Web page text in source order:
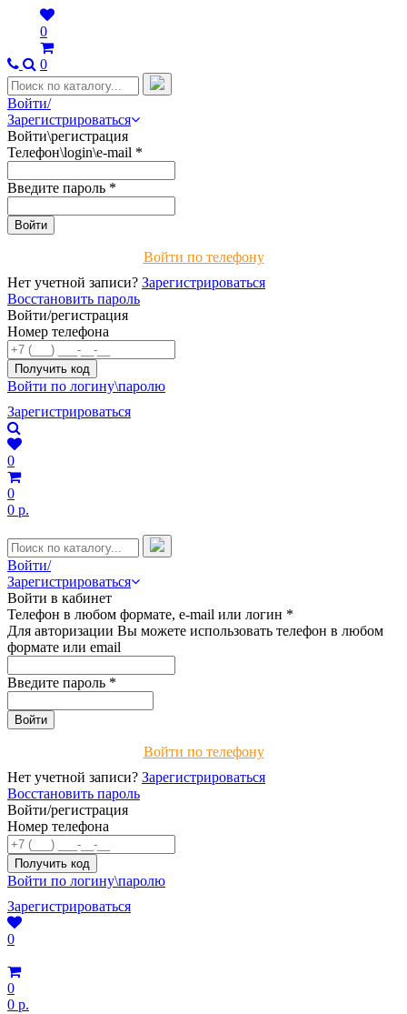
0
0
Войти/
Зарегистрироваться
Войти\регистрация
Телефон\login\e-mail *
Введите пароль *
Войти по телефону
Нет учетной записи? Зарегистрироваться
Восстановить пароль
Войти/регистрация
Номер телефона
Войти по логину\паролю
Зарегистрироваться
0
0
0 р.
Войти/
Зарегистрироваться
Войти в кабинет
Телефон в любом формате, e-mail или логин *
Для авторизации Вы можете использовать телефон в любом
формате или email
Введите пароль *
Войти по телефону
Нет учетной записи? Зарегистрироваться
Восстановить пароль
Войти/регистрация
Номер телефона
Войти по логину\паролю
Зарегистрироваться
0
0
0 р.